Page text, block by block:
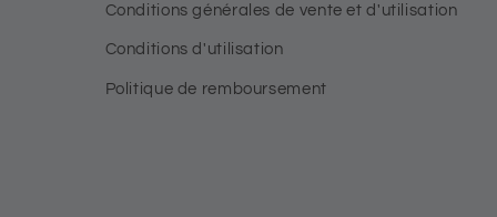
Conditions générales de vente et d'utilisation
Conditions d'utilisation
Politique de remboursement